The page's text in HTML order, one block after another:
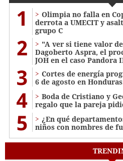
1
Olimpia no falla en
derrota a UMECIT y
grupo C
2
"A ver si tiene valor
Dagoberto Aspra, el
JOH en el caso Pandora
3
Cortes de energía
6 de agosto en
4
Boda de Cristiano y
regalo que la pareja
5
¿En qué
niños con nombres de